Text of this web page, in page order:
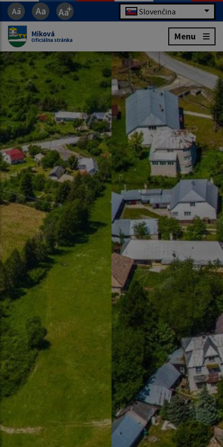
Slovenčina
Miková
Oficiálna stránka Menu